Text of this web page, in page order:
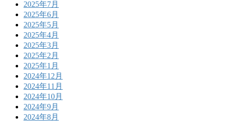
2025年7月
2025年6月
2025年5月
2025年4月
2025年3月
2025年2月
2025年1月
2024年12月
2024年11月
2024年10月
2024年9月
2024年8月